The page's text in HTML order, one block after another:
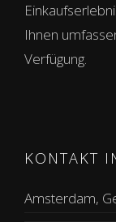
Ihnen
Verfügung.
KONTAKT
Amsterdam,